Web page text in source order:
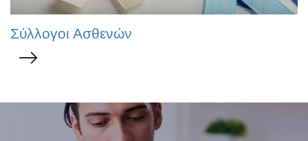
Σύλλογοι Ασθενών